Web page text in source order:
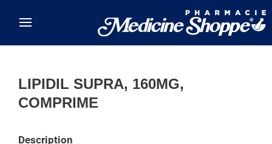
LIPIDIL SUPRA, 160MG,
COMPRIME
Description